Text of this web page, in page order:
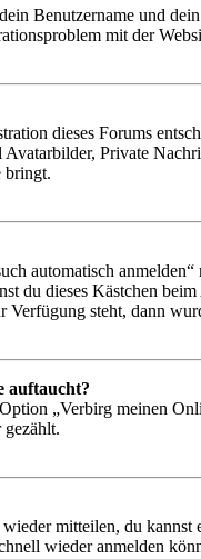
Benutzername und
mit der
dieses Forums
Private
bringt.
automatisch
du dieses Kästchen
steht, dann
auftaucht?
„Verbirg meinen
gezählt.
mitteilen, du
wieder anmelden